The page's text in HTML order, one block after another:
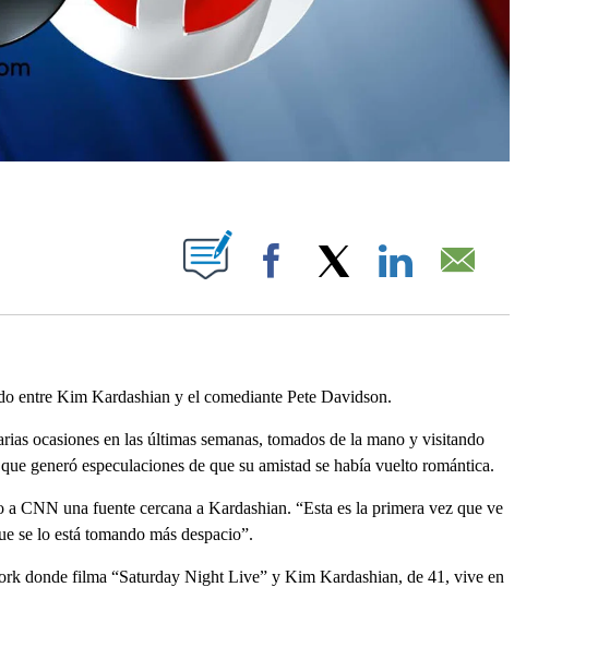
NOTIFICATIONS ABOUT NEW PAGES ON "".
Facebook
Kim Kardashian y el comediante Pete Davidson.
ocasiones en las últimas semanas, tomados de la mano y visitando
generó especulaciones de que su amistad se había vuelto romántica.
CNN una fuente cercana a Kardashian. “Esta es la primera vez que ve
se lo está tomando más despacio”.
donde filma “Saturday Night Live” y Kim Kardashian, de 41, vive en